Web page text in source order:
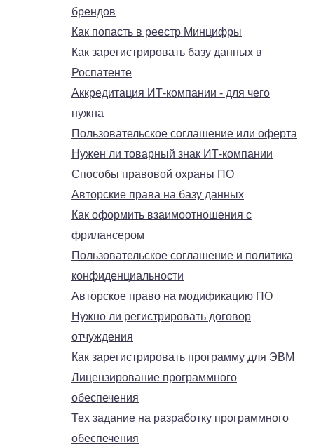
брендов
Как попасть в реестр Минцифры
Как зарегистрировать базу данных в
Роспатенте
Аккредитация ИТ-компании - для чего
нужна
Пользовательское соглашение или оферта
Нужен ли товарный знак ИТ-компании
Способы правовой охраны ПО
Авторские права на базу данных
Как оформить взаимоотношения с
фрилансером
Пользовательское соглашение и политика
конфиденциальности
Авторское право на модификацию ПО
Нужно ли регистрировать договор
отчуждения
Как зарегистрировать программу для ЭВМ
Лицензирование программного
обеспечения
Тех задание на разработку программного
обеспечения